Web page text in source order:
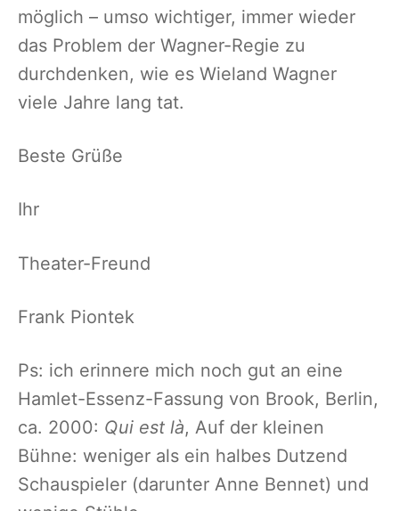
möglich – umso wichtiger, immer wieder
das Problem der Wagner-Regie zu
durchdenken, wie es Wieland Wagner
viele Jahre lang tat.
Beste Grüße
Ihr
Theater-Freund
Frank Piontek
Ps: ich erinnere mich noch gut an eine
Hamlet-Essenz-Fassung von Brook, Berlin,
ca. 2000: Qui est là, Auf der kleinen
Bühne: weniger als ein halbes Dutzend
Schauspieler (darunter Anne Bennet) und